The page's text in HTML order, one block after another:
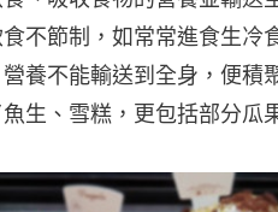
不節制，如常常進食生冷
養不能輸送到全身，便積
生、雪糕，更包括部分瓜